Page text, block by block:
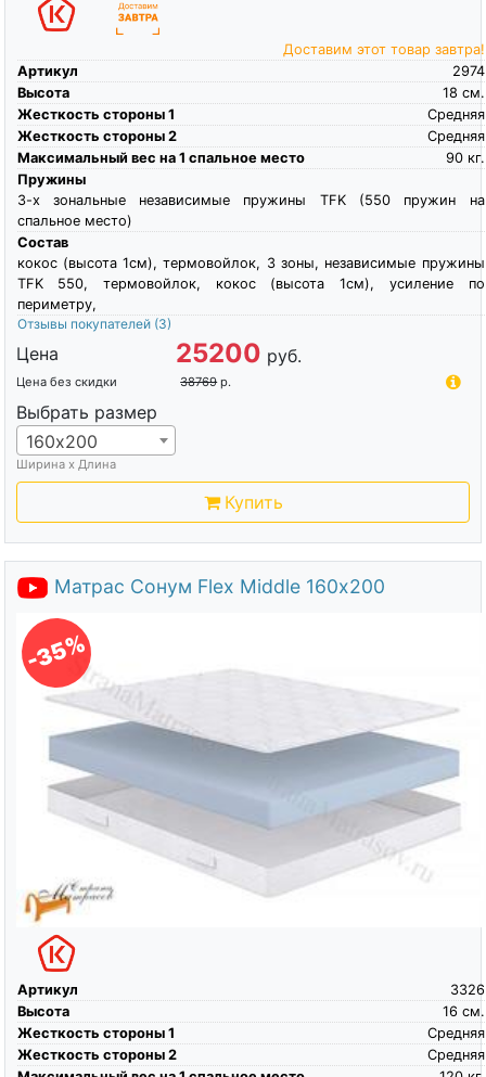
Доставим этот товар завтра!
Артикул
2974
Высота
см.
18
Жесткость стороны 1
Средняя
Жесткость стороны 2
Средняя
Максимальный вес на 1 спальное место
кг.
90
Пружины
3-х зональные независимые пружины TFK (550 пружин на
спальное место)
Состав
кокос (высота 1см), термовойлок, 3 зоны, независимые пружины
TFK 550, термовойлок, кокос (высота 1см), усиление по
периметру,
Отзывы покупателей (3)
Цена 25200 руб.
Цена без скидки 38769 р.
Выбрать размер
160х200
Ширина х Длина
Купить
Матрас Сонум Flex Middle 160х200
-35%
Артикул
3326
Высота
см.
16
Жесткость стороны 1
Средняя
Жесткость стороны 2
Средняя